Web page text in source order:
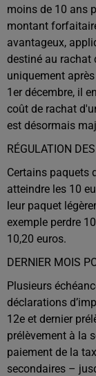
moins de 10 ans
montant
avantageux,
destiné au rachat
uniquement
1er décembre, il
coût de rachat
est désormais
RÉGULATION
Certains paquets
atteindre les 10
leur paquet
exemple perdre
10,20 euros.
DERNIER MOIS
Plusieurs
déclarations
12e et dernier
prélèvement à la
paiement de la
secondaires –